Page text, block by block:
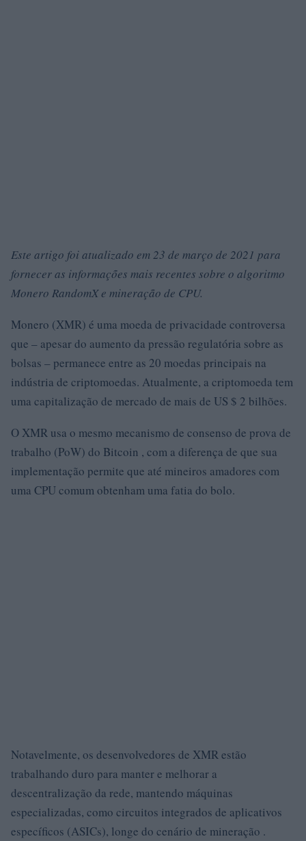
Este artigo foi atualizado em 23 de março de 2021 para
fornecer as informações mais recentes sobre o algoritmo
Monero RandomX e mineração de CPU.
Monero (XMR) é uma moeda de privacidade controversa
que – apesar do aumento da pressão regulatória sobre as
bolsas – permanece entre as 20 moedas principais na
indústria de criptomoedas. Atualmente, a criptomoeda tem
uma capitalização de mercado de mais de US $ 2 bilhões.
O XMR usa o mesmo mecanismo de consenso de prova de
trabalho (PoW) do Bitcoin , com a diferença de que sua
implementação permite que até mineiros amadores com
uma CPU comum obtenham uma fatia do bolo.
Notavelmente, os desenvolvedores de XMR estão
trabalhando duro para manter e melhorar a
descentralização da rede, mantendo máquinas
especializadas, como circuitos integrados de aplicativos
específicos (ASICs), longe do cenário de mineração .